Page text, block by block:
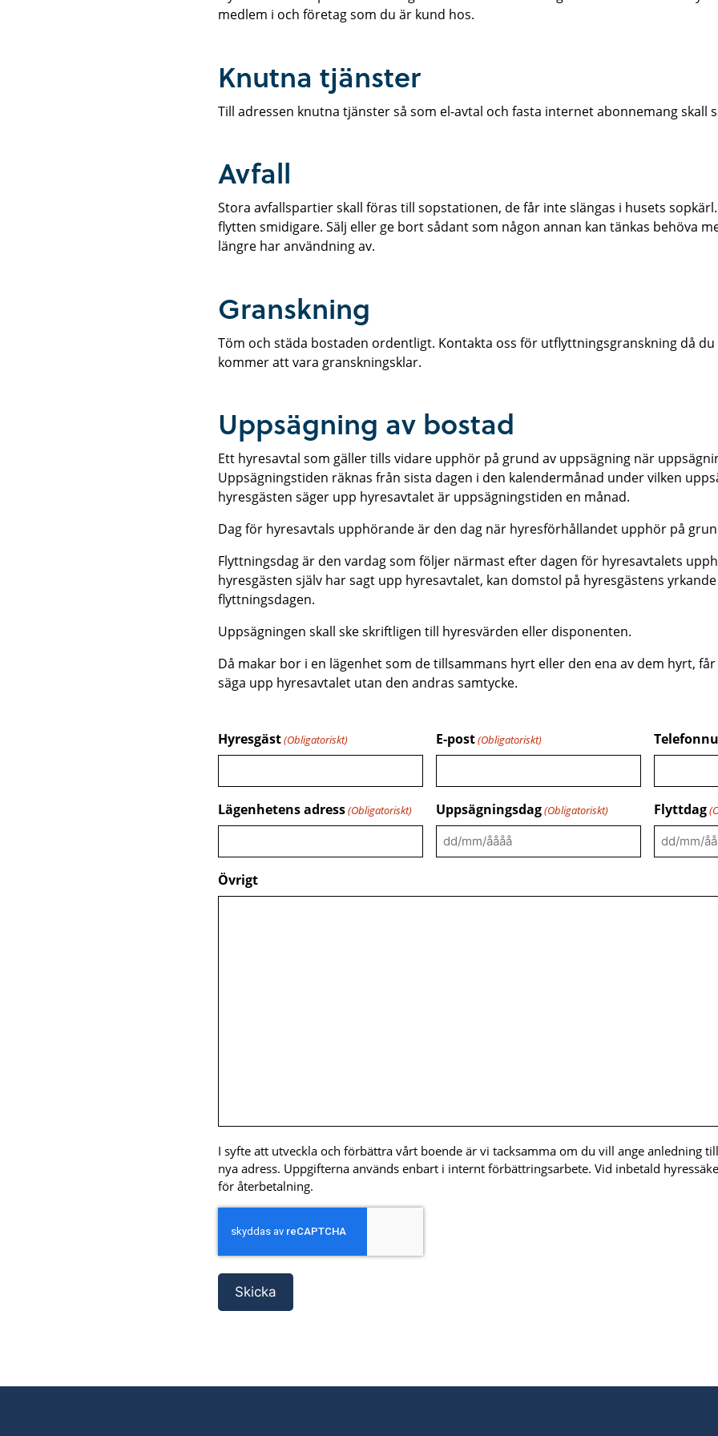
medlem i och företag som du är kund hos.
Knutna tjänster
Till adressen knutna tjänster så som el-avtal och fasta internet abonnemang skall
Avfall
Stora avfallspartier skall föras till sopstationen, de får inte slängas i husets
flytten smidigare. Sälj eller ge bort sådant som någon annan kan tänkas behöva
längre har användning av.
Granskning
Töm och städa bostaden ordentligt. Kontakta oss för utflyttningsgranskning då
kommer att vara granskningsklar.
Uppsägning av bostad
Ett hyresavtal som gäller tills vidare upphör på grund av uppsägning när
Uppsägningstiden räknas från sista dagen i den kalendermånad under vilken
hyresgästen säger upp hyresavtalet är uppsägningstiden en månad.
Dag för hyresavtals upphörande är den dag när hyresförhållandet upphör på
Flyttningsdag är den vardag som följer närmast efter dagen för hyresavtalets
hyresgästen själv har sagt upp hyresavtalet, kan domstol på hyresgästens
flyttningsdagen.
Uppsägningen skall ske skriftligen till hyresvärden eller disponenten.
Då makar bor i en lägenhet som de tillsammans hyrt eller den ena av dem hyrt,
säga upp hyresavtalet utan den andras samtycke.
Hyresgäst(Obligatoriskt) E-post(Obligatoriskt)
Lägenhetens adress(Obligatoriskt) Uppsägningsdag(Obligatoriskt)
DD
Flyttdag
DD
Övrigt
I syfte att utveckla och förbättra vårt boende är vi tacksamma om du vill ange anledning
nya adress. Uppgifterna används enbart i internt förbättringsarbete. Vid inbetald
för återbetalning.